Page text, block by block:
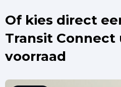
Of kies direct
Transit Connect
voorraad